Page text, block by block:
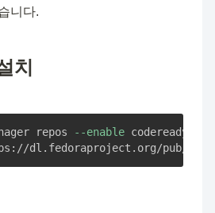
니다.
치
repos --enable codeready-
dl.fedoraproject.org/pub/